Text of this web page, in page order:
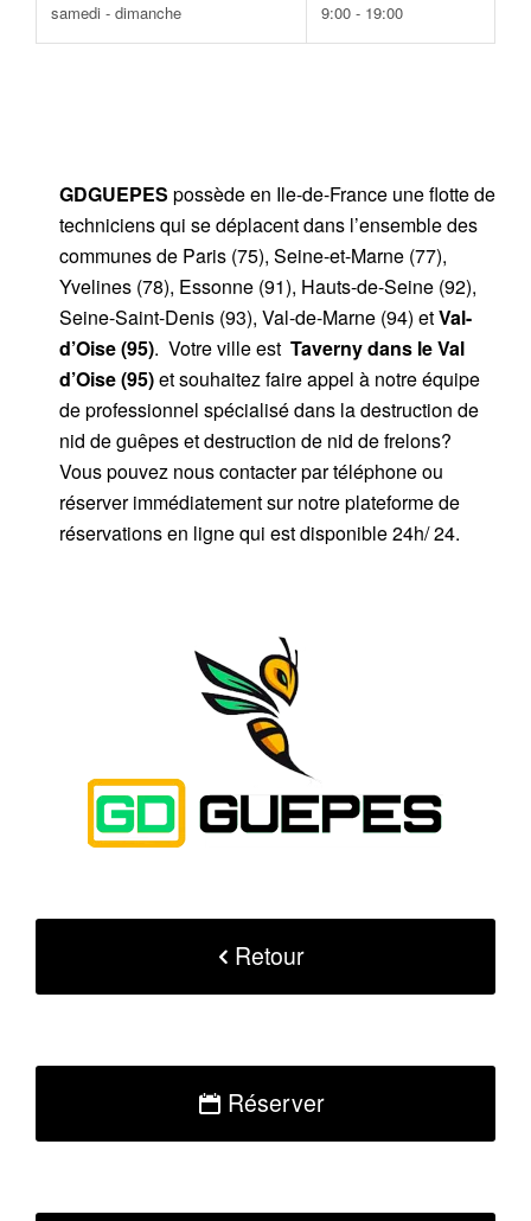
samedi - dimanche 9:00 - 19:00
GDGUEPES possède en Ile-de-France une flotte de
techniciens qui se déplacent dans l’ensemble des
communes de Paris (75), Seine-et-Marne (77),
Yvelines (78), Essonne (91), Hauts-de-Seine (92),
Seine-Saint-Denis (93), Val-de-Marne (94) etVal-
d’Oise (95). Votre ville est Taverny dans le Val
d’Oise (95)et souhaitez faire appel à notre équipe
de professionnel spécialisé dans la destruction de
nid de guêpes et destruction de nid de frelons?
Vous pouvez nous contacter par téléphone ou
réserver immédiatement sur notre plateforme de
réservations en ligne qui est disponible 24h/ 24.
Retour
Réserver